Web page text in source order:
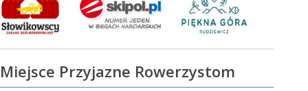
Miejsce Przyjazne Rowerzystom